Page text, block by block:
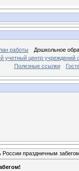
работы
Дошкольное
учетный центр учреждений
Полезные ссылки
праздничным